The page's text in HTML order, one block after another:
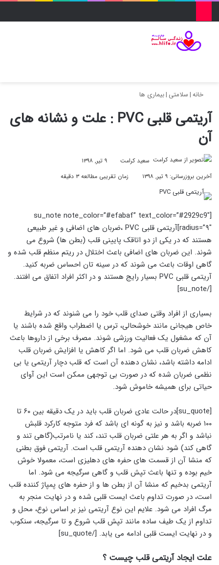
خانه|سلامتی |بیماری ها
آریتمی قلبی PVC : علت و نشانه های
آن
سعید کرامت
۹ تیر, ۱۳۹۸
آخرین بروزرسانی: ۹ تیر, ۱۳۹۸
زمان تقریبی مطالعه ۳ دقیقه
[su_note note_color=”#efabaf” text_color=”#2929c9″
radius=”۹″]آریتمی قلبی PVC ،ضربان های اضافی و غیر طبیعی
هستند که در یکی از دو اتاقک پایینی قلب (بطن ها) شروع می
شوند. این ضربان های اضافی باعث اختلال در ریتم منظم قلب شده و
گاهی اوقات باعث می شوند که در سینه تان احساس ضربه کنید.
آریتمی قلبی PVC بسیار رایج هستند و در اکثر افراد اتفاق می افتند.
[/su_note]
بسیاری از افراد وقتی صدای قلب خود را می شنوند که در شرایط
خاص هیجانی مانند خوشحالی، ترس یا اضطراب واقع شده باشند یا
آن که مشغول یک فعالیت ورزشی شوند. مصرف برخی از داروها باعث
کاهش ضربان قلب می شود. اما اگر کاهش یا افزایش ضربان قلب
ادامه داشته باشد، نشان دهنده آن است که قلب دچار آریتمی یا بی
نظمی ضربان شده که در صورت بی توجهی ممکن است این آوای
حیاتی برای همیشه خاموش شود.
[su_quote]در حالت عادی ضربان قلب باید در یک دقیقه بین ۶۰ تا
۱۰۰ ضربه باشد و نیز به گونه ای باشد که فرد متوجه کارکرد قلبش
نباشد و اگر به هر علتی ضربان قلب تند، کند یا نامرتب(گاهی تند و
گاهی کند) شود نشان دهنده آریتمی قلب است. آریتمی فوق بطنی
که منشا آن از قسمت های حفره های دهلیزی است، معمولا خوش
خیم بوده و تنها باعث تپش قلب و گاهی سرگیجه می شود. اما
آریتمی بدخیم که منشا آن از بطن ها و از حفره های پمپاژ کننده قلب
است، در صورت تداوم باعث ایست قلبی شده و در نهایت منجر به
مرگ افراد می شود. علایم این نوع آریتمی نیز بر اساس نوع، محل و
تداوم از یک طیف ساده مانند تپش قلب شروع و تا سرگیجه، سنکوب
و در نهایت ایست قلبی ادامه می یابد. [/su_quote]
علت ایجاد آریتمی قلب چیست ؟